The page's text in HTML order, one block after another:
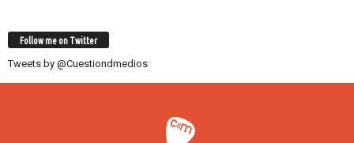
Follow me on Twitter
Tweets by @Cuestiondmedios